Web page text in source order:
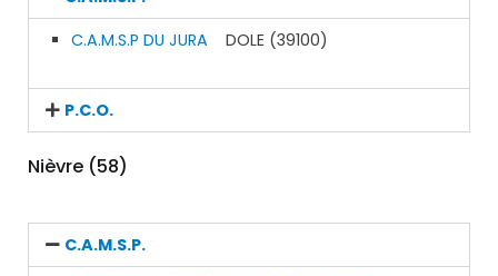
C.A.M.S.P DU JURA DOLE (39100)
P.C.O.
Nièvre (58)
C.A.M.S.P.